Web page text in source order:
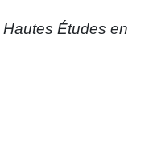
Études en